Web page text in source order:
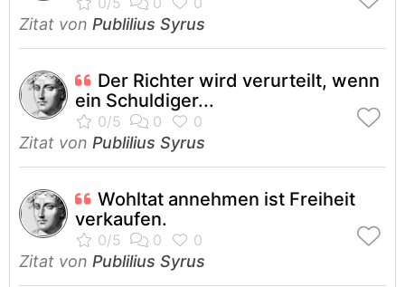
Zitat von Publilius Syrus
Der Richter wird verurteilt, wenn
ein Schuldiger...
Zitat von Publilius Syrus
Wohltat annehmen ist Freiheit
verkaufen.
Zitat von Publilius Syrus